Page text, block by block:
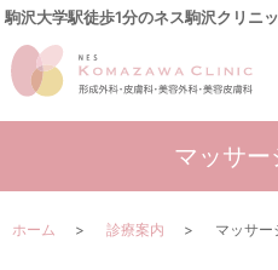
駒沢大学駅徒歩1分のネス駒沢クリニ
マッサー
ホーム 診療案内 マッサー